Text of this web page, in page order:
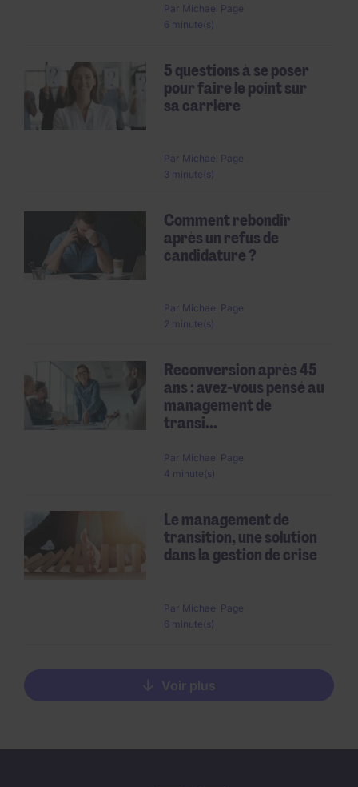
Par Michael Page
6 minute(s)
5 questions à se poser
pour faire le point sur
sa carrière
Par Michael Page
3 minute(s)
Comment rebondir
après un refus de
candidature ?
Par Michael Page
2 minute(s)
Reconversion après 45
ans : avez-vous pensé au
management de
transi...
Par Michael Page
4 minute(s)
Le management de
transition, une solution
dans la gestion de crise
Par Michael Page
6 minute(s)
Voir plus